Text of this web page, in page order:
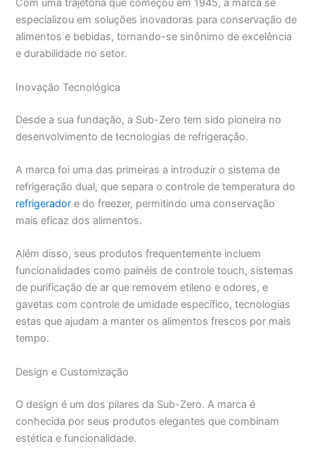
Com uma trajetória que começou em 1945, a marca se
especializou em soluções inovadoras para conservação de
alimentos e bebidas, tornando-se sinônimo de excelência
e durabilidade no setor.
Inovação Tecnológica
Desde a sua fundação, a Sub-Zero tem sido pioneira no
desenvolvimento de tecnologias de refrigeração.
A marca foi uma das primeiras a introduzir o sistema de
refrigeração dual, que separa o controle de temperatura do
refrigerador e do freezer, permitindo uma conservação
mais eficaz dos alimentos.
Além disso, seus produtos frequentemente incluem
funcionalidades como painéis de controle touch, sistemas
de purificação de ar que removem etileno e odores, e
gavetas com controle de umidade específico, tecnologias
estas que ajudam a manter os alimentos frescos por mais
tempo.
Design e Customização
O design é um dos pilares da Sub-Zero. A marca é
conhecida por seus produtos elegantes que combinam
estética e funcionalidade.